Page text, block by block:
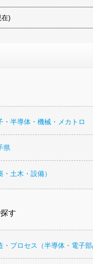
)
・半導体・機械・メカトロ
県
土木・設備）
す
・プロセス（半導体・電子